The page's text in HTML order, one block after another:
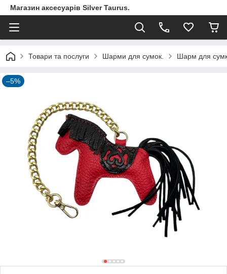
Магазин аксесуарів Silver Taurus.
Товари та послуги Шарми для сумок. Шарм для
–5%